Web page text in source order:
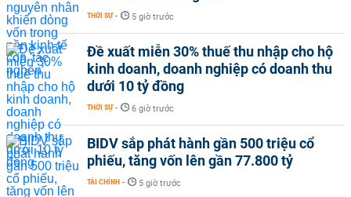
THỜI SỰ - 5 giờ trước
Đề xuất miễn 30% thuế thu nhập cho hộ
kinh doanh, doanh nghiệp có doanh thu
dưới 10 tỷ đồng
THỜI SỰ - 6 giờ trước
BIDV sắp phát hành gần 500 triệu cổ
phiếu, tăng vốn lên gần 77.800 tỷ
TÀI CHÍNH - 5 giờ trước